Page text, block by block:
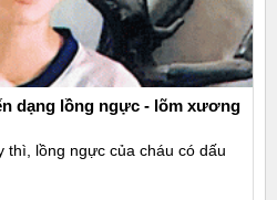
dạng lồng ngực - lõm xương
thì, lồng ngực của cháu có dấu